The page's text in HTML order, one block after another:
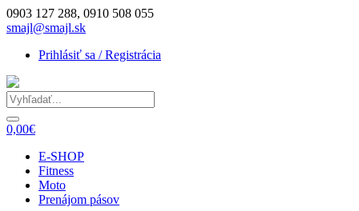
0903 127 288, 0910 508 055
smajl@smajl.sk
Prihlásiť sa / Registrácia
0,00€
E-SHOP
Fitness
Moto
Prenájom pásov